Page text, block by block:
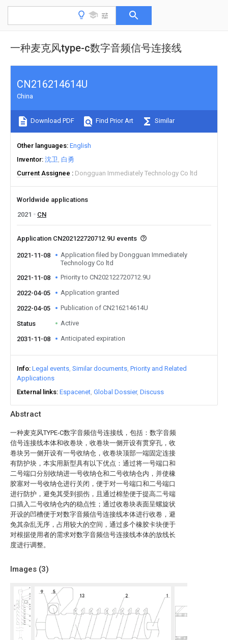
一种麦克风type-c数字音频信号连接线
Abstract
一种麦克风TYPE‑C数字音频信号连接线，包括：数字音频
信号连接线本体和收卷块，收卷块一侧开设有贯穿孔，收
卷块另一侧开设有一号收纳仓，收卷块顶部一端固定连接
有防护块，本实用新型具有以下优点：通过将一号端口和
二号端口分别收纳进一号收纳仓和二号收纳仓内，并使橡
胶塞对一号收纳仓进行关闭，便于对一号端口和二号端口
进行防护，避免其受到损伤，且通过棉垫便于提高二号端
口插入二号收纳仓内的稳点性；通过收卷块表面呈螺旋状
开设的凹槽便于对数字音频信号连接线本体进行收卷，避
免其杂乱无序，占用较大的空间，通过多个橡胶卡块便于
对根据使用者的需求对数字音频信号连接线本体的放线长
度进行调整。
Images (3)
CN216214614U
China
Download PDF Find Prior Art Similar
Other languages English
Inventor 沈卫 白勇
Current Assignee
Dongguan Immediately Technology Co ltd
Worldwide applications
2021
CN
Application CN202122720712.9U events
2021-11-08
Application filed by Dongguan Immediately
Technology Co ltd
2021-11-08
Priority to CN202122720712.9U
2022-04-05 Application granted
2022-04-05 Publication of CN216214614U
Status Active
2031-11-08 Anticipated expiration
Info Legal events Similar documents Priority and Related
Applications
External links Espacenet Global Dossier Discuss